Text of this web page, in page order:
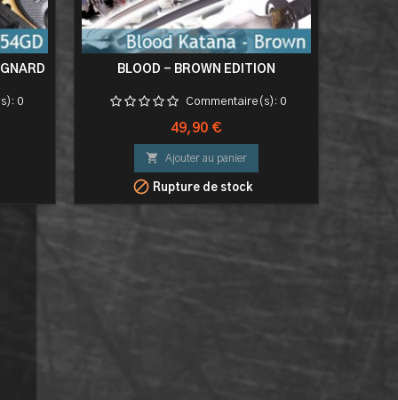
0
BLOOD - BROWN EDITION
Commentaire(s): 0
Prix
49,90 €
 Ajouter au panier
 Rupture de stock